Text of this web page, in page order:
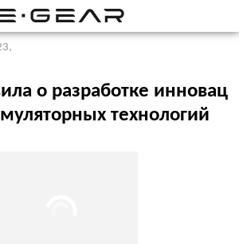
,
о разработке инновац
технологий